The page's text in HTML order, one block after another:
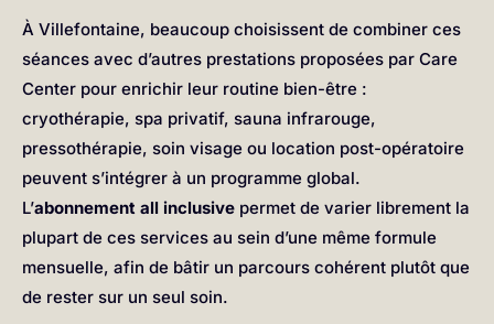
À Villefontaine, beaucoup choisissent de combiner ces
séances avec d’autres prestations proposées par Care
Center pour enrichir leur routine bien-être :
cryothérapie, spa privatif, sauna infrarouge,
pressothérapie, soin visage ou location post-opératoire
peuvent s’intégrer à un programme global.
L’abonnement all inclusive permet de varier librement la
plupart de ces services au sein d’une même formule
mensuelle, afin de bâtir un parcours cohérent plutôt que
de rester sur un seul soin.